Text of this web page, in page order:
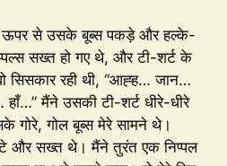
ऊपर से उसके बूब्स पकड़े और हल्के-
सख्त हो गए थे, और टी-शर्ट के
सिसकार रही थी, “आह्ह… जान…
मैंने उसकी टी-शर्ट धीरे-धीरे
गोरे, गोल बूब्स मेरे सामने थे।
और सख्त थे। मैंने तुरंत एक निप्पल